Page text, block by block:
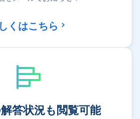
くはこちら
答状況も閲覧可能